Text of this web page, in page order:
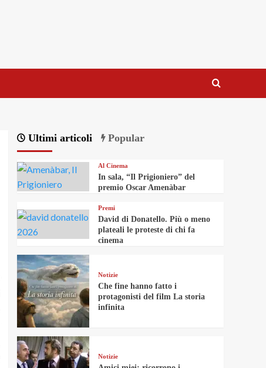
Ultimi articoli Popular
Al Cinema
In sala, “Il Prigioniero” del
premio Oscar Amenàbar
Premi
David di Donatello. Più o meno
plateali le proteste di chi fa
cinema
Notizie
Che fine hanno fatto i
protagonisti del film La storia
infinita
Notizie